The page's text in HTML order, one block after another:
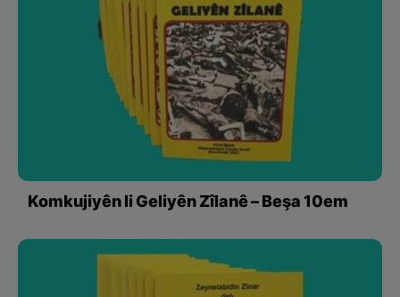
Komkujiyên li Geliyên Zîlanê – Beşa 10em